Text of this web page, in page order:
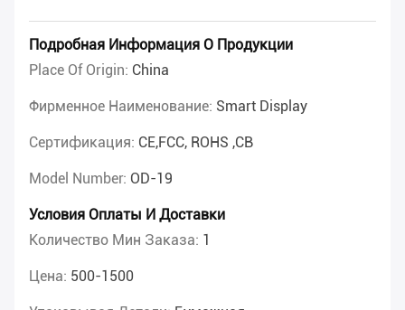
Подробная Информация О Продукции
Place Of Origin: China
Фирменное Наименование: Smart Display
Сертификация: CE,FCC, ROHS ,CB
Model Number: OD-19
Условия Оплаты И Доставки
Количество Мин Заказа: 1
Цена: 500-1500